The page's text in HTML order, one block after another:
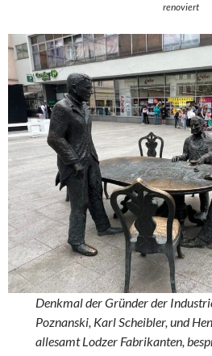
renoviert
Denkmal der Gründer der
Poznanski, Karl Scheibler, und
allesamt Lodzer Fabrikanten,